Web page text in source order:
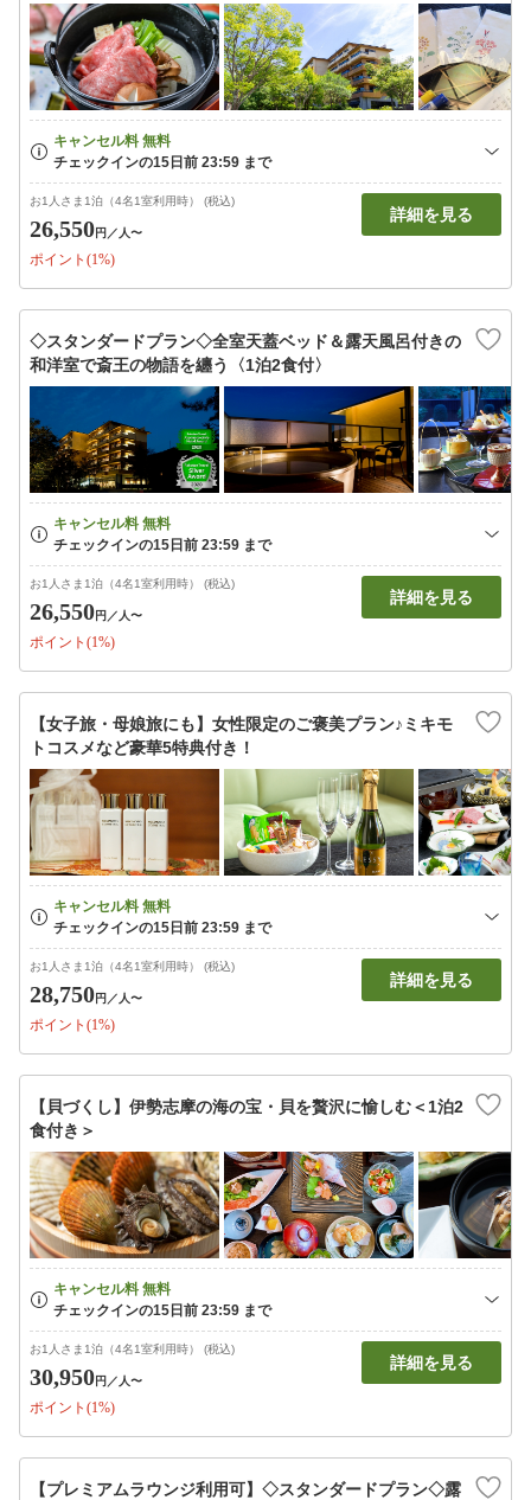
お1人さま1泊（4名1室利用時） (税込)
26,550円 ／人〜
ポイント(1%)
詳細を見る
◇スタンダードプラン◇全室天蓋ベッド＆露天風呂付きの
和洋室で斎王の物語を纏う〈1泊2食付〉
お1人さま1泊（4名1室利用時） (税込)
26,550円 ／人〜
ポイント(1%)
詳細を見る
【女子旅・母娘旅にも】女性限定のご褒美プラン♪ミキモ
トコスメなど豪華5特典付き！
お1人さま1泊（4名1室利用時） (税込)
28,750円 ／人〜
ポイント(1%)
詳細を見る
【貝づくし】伊勢志摩の海の宝・貝を贅沢に愉しむ＜1泊2
食付き＞
お1人さま1泊（4名1室利用時） (税込)
30,950円 ／人〜
ポイント(1%)
詳細を見る
【プレミアムラウンジ利用可】◇スタンダードプラン◇露